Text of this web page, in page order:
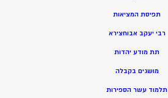
תפיסת המציאות
רבי יעקב אבוחצירא
תת מודע יהדות
מושגים בקבלה
תלמוד עשר הספירות